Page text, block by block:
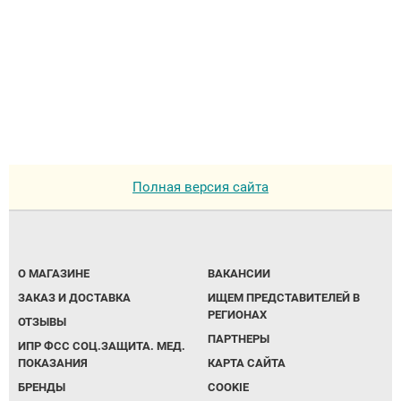
Полная версия сайта
О МАГАЗИНЕ
ЗАКАЗ И ДОСТАВКА
ОТЗЫВЫ
ИПР ФСС СОЦ.ЗАЩИТА. МЕД.
ПОКАЗАНИЯ
БРЕНДЫ
ВАКАНСИИ
ИЩЕМ ПРЕДСТАВИТЕЛЕЙ В
РЕГИОНАХ
ПАРТНЕРЫ
КАРТА САЙТА
COOKIE
ОПОРЫ, ВЕРТИКАЛИЗАТОРЫ, Оборудование
для ЛФК
инвалидов
Индивидуальное изготовление